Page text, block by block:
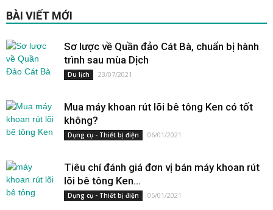
BÀI VIẾT MỚI
Sơ lược về Quần đảo Cát Bà, chuẩn bị hành
trình sau mùa Dịch
Du lịch 23/07/2021
Mua máy khoan rút lõi bê tông Ken có tốt
không?
Dụng cụ - Thiết bị điện 06/01/2021
Tiêu chí đánh giá đơn vị bán máy khoan rút
lõi bê tông Ken...
Dụng cụ - Thiết bị điện 05/01/2021